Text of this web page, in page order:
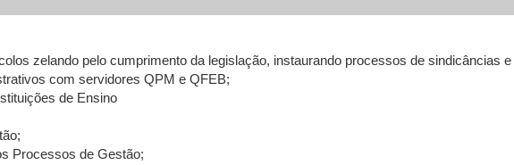
zelando pelo cumprimento da legislação, instaurando processos de sindicâncias
com servidores QPM e QFEB;
de Ensino
Processos de Gestão;